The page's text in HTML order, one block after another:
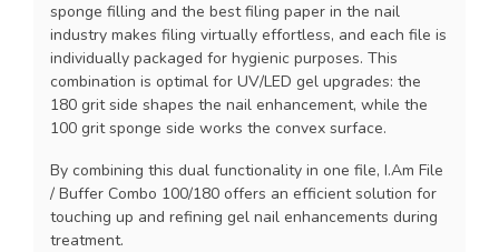
sponge filling and the best filing paper in the nail
industry makes filing virtually effortless, and each file is
individually packaged for hygienic purposes. This
combination is optimal for UV/LED gel upgrades: the
180 grit side shapes the nail enhancement, while the
100 grit sponge side works the convex surface.
By combining this dual functionality in one file, I.Am File
/ Buffer Combo 100/180 offers an efficient solution for
touching up and refining gel nail enhancements during
treatment.